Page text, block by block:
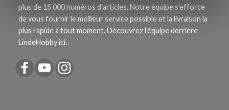
plus de 15 000 numéros d'articles. Notre équipe s'efforce
de vous fournir le meilleur service possible et la livraison la
plus rapide à tout moment. Découvrez l'équipe derrière
LindeHobby ici.